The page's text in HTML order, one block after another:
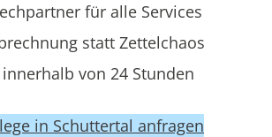
für alle Services
statt Zettelchaos
von 24 Stunden
in Schuttertal anfragen